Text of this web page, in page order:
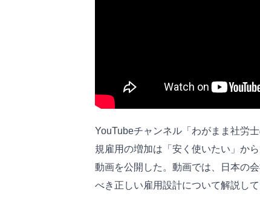
YouTubeチャンネル「わがまま社労
規雇用の増加は「安く使いたい」か
動画を公開した。動画では、日本の
べき正しい雇用設計について解説して